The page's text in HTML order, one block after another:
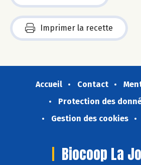
Imprimer la recette
Accueil Contact
Protection des
Gestion des cookies
Biocoop La